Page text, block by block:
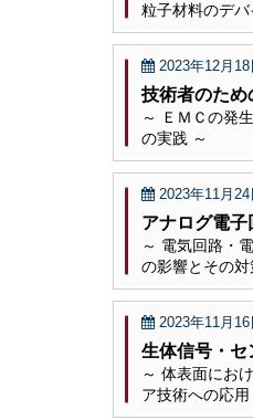
粒子材料のデバ
2023年12月18
技術者のた
～ ＥＭＣの発
の実践 ～
2023年11月24
アナログ電
～ 電気回路・
の影響とその対
2023年11月16
生体信号・
～ 体表面にお
ア技術への応用